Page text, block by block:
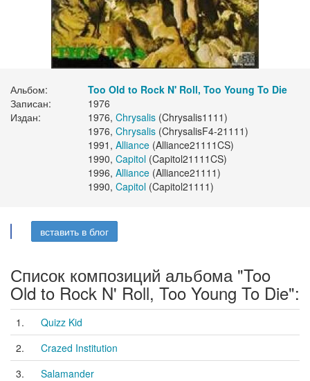
Альбом:
Too Old to Rock N' Roll, Too Young To Die
Записан:
1976
Издан:
1976, Chrysalis (Chrysalis1111)
1976, Chrysalis (ChrysalisF4-21111)
1991, Alliance (Alliance21111CS)
1990, Capitol (Capitol21111CS)
1996, Alliance (Alliance21111)
1990, Capitol (Capitol21111)
вставить в блог
Список композиций альбома "Too
Old to Rock N' Roll, Too Young To Die":
1.
Quizz Kid
2.
Crazed Institution
3.
Salamander